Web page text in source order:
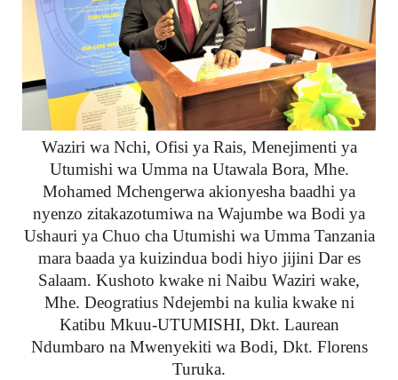
Waziri wa Nchi, Ofisi ya Rais, Menejimenti ya
Utumishi wa Umma na Utawala Bora, Mhe.
Mohamed Mchengerwa akionyesha baadhi ya
nyenzo zitakazotumiwa na Wajumbe wa Bodi ya
Ushauri ya Chuo cha Utumishi wa Umma Tanzania
mara baada ya kuizindua bodi hiyo jijini Dar es
Salaam. Kushoto kwake ni Naibu Waziri wake,
Mhe. Deogratius Ndejembi na kulia kwake ni
Katibu Mkuu-UTUMISHI, Dkt. Laurean
Ndumbaro na Mwenyekiti wa Bodi, Dkt. Florens
Turuka.